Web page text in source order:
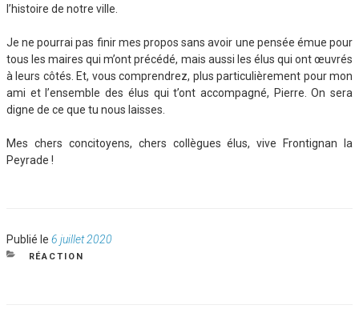
l’histoire de notre ville.
Je ne pourrai pas finir mes propos sans avoir une pensée émue pour
tous les maires qui m’ont précédé, mais aussi les élus qui ont œuvrés
à leurs côtés. Et, vous comprendrez, plus particulièrement pour mon
ami et l’ensemble des élus qui t’ont accompagné, Pierre. On sera
digne de ce que tu nous laisses.
Mes chers concitoyens, chers collègues élus, vive Frontignan la
Peyrade !
Publié le Publié
le
6 juillet 2020
CATÉGORIES
RÉACTION